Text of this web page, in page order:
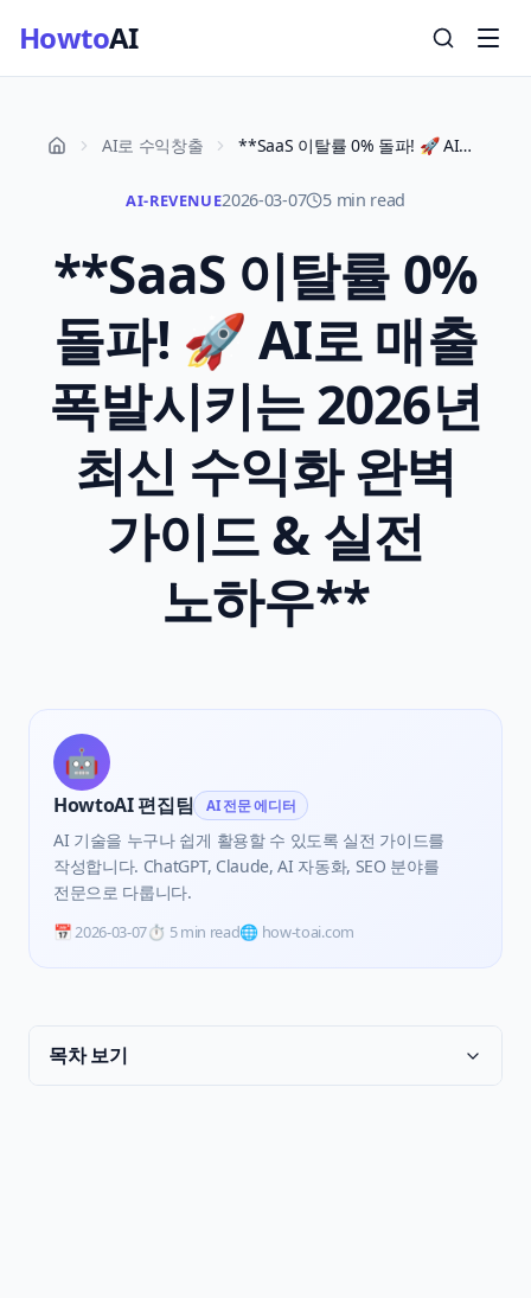
HowtoAI
AI로 수익창출 **SaaS 이탈률 0% 돌파! 🚀 AI로 매출 폭발시키는 2026년 최신 수익화 완벽 가이드 & 실전 노하우**
AI-REVENUE2026-03-07 5 min read
**SaaS 이탈률 0%
돌파! 🚀 AI로 매출
폭발시키는 2026년
최신 수익화 완벽
가이드 & 실전
노하우**
🤖
HowtoAI 편집팀 AI 전문 에디터
AI 기술을 누구나 쉽게 활용할 수 있도록 실전 가이드를
작성합니다. ChatGPT, Claude, AI 자동화, SEO 분야를
전문으로 다룹니다.
📅2026-03-07⏱️ 5 min read🌐 how-toai.com
목차 보기